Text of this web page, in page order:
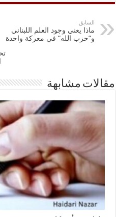
السابق
ماذا يعني وجود العلم اللبناني
و”حزب الله” في معركة واحدة
مقالات مشابهة